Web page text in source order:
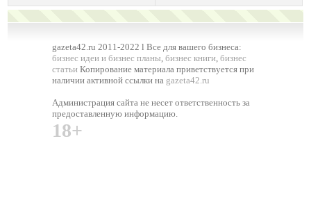
gazeta42.ru 2011-2022 l Все для вашего бизнеса:
бизнес идеи и бизнес планы,бизнес книги,бизнес
статьи Копирование материала приветствуется при
наличии активной ссылки на gazeta42.ru
Администрация сайта не несет ответственность за
предоставленную информацию.
18+